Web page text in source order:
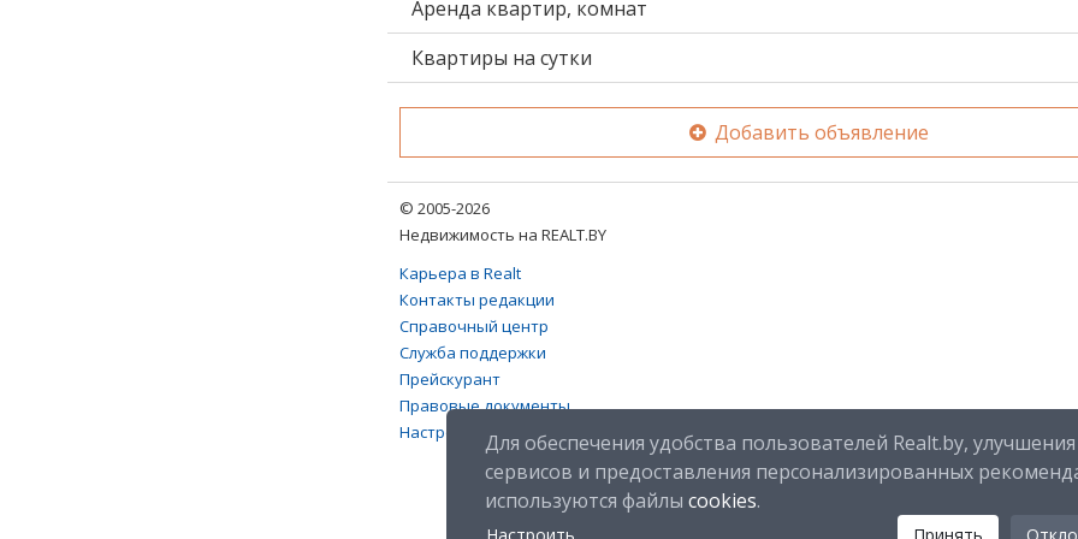
Аренда квартир, комнат
Квартиры на сутки
Добавить объявление
© 2005-2026
Недвижимость на REALT.BY
Карьера в Realt
Контакты редакции
Справочный центр
Служба поддержки
Прейскурант
Правовые документы
Настройка файлов cookies
Для обеспечения удобства пользователей Realt.by, улучшения
сервисов и предоставления персонализированных
используются файлы cookies.